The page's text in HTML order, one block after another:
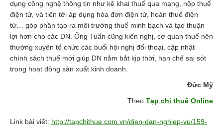
dụng công nghệ thông tin như kê khai thuế qua mạng, nộp thuế
điện tử, và tiến tới áp dụng hóa đơn điện tử, hoàn thuế điện
tử… góp phần tạo ra môi trường thuế minh bạch và tạo thuận
lợi hơn cho các DN. Ông Tuấn cũng kiến nghị, cơ quan thuế nên
thường xuyên tổ chức các buổi hội nghị đối thoại, cập nhật
chính sách thuế mới giúp DN nắm bắt kịp thời, hạn chế sai sót
trong hoạt động sản xuất kinh doanh.
Đức Mỹ
Theo Tạp chí thuế Online
Link bài viết: http://tapchithue.com.vn/dien-dan-nghiep-vu/159-